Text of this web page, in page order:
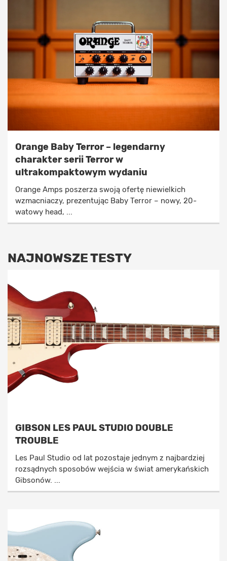
Orange Baby Terror – legendarny
charakter serii Terror w
ultrakompaktowym wydaniu
Orange Amps poszerza swoją ofertę niewielkich
wzmacniaczy, prezentując Baby Terror – nowy, 20-
watowy head, ...
NAJNOWSZE TESTY
GIBSON LES PAUL STUDIO DOUBLE
TROUBLE
Les Paul Studio od lat pozostaje jednym z najbardziej
rozsądnych sposobów wejścia w świat amerykańskich
Gibsonów. ...